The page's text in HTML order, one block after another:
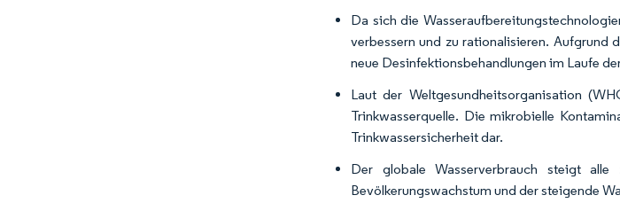
Da sich die
verbessern und zu rationalisieren. Aufgrund
neue Desinfektionsbehandlungen im Laufe
Laut der Weltgesundheitsorganisation
Trinkwasserquelle. Die mikrobielle
Trinkwassersicherheit dar.
Der globale Wasserverbrauch steigt
Bevölkerungswachstum und der steigende